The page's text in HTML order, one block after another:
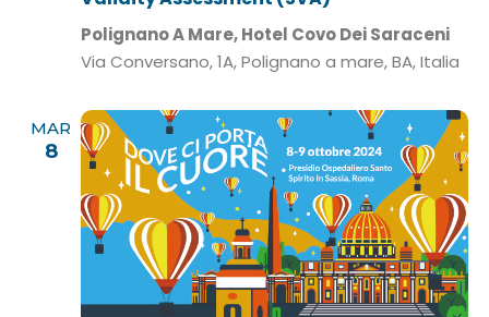
Polignano A Mare, Hotel Covo Dei Saraceni
Via Conversano, 1A, Polignano a mare, BA, Italia
MAR
8